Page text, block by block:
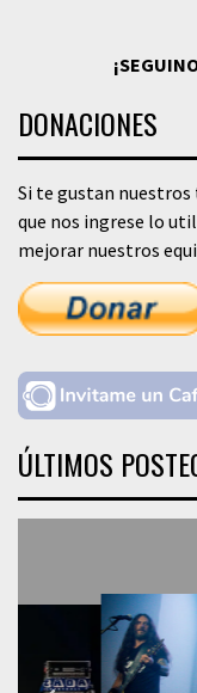
DONACIONES
Si te gustan nuestros
que nos ingrese lo
mejorar nuestros
ÚLTIMOS